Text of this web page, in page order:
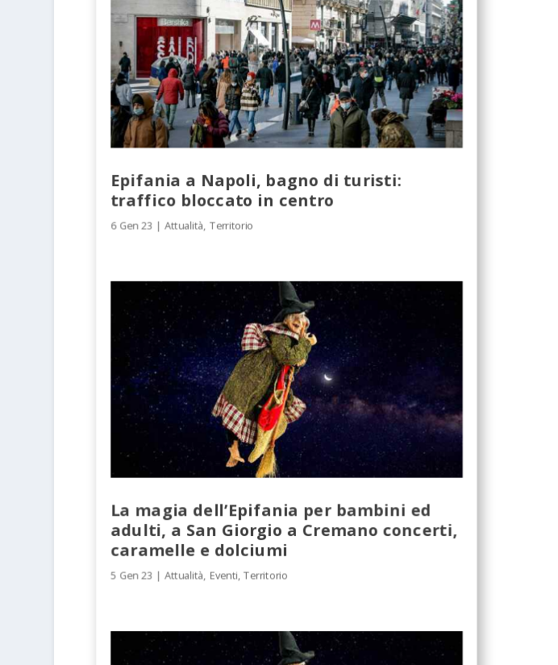
Epifania a Napoli, bagno di turisti:
traffico bloccato in centro
6 Gen 23 |Attualità, Territorio
La magia dell’Epifania per bambini ed
adulti, a San Giorgio a Cremano concerti,
caramelle e dolciumi
5 Gen 23 |Attualità, Eventi,Territorio